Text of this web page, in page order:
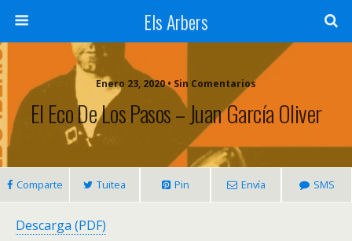
Els Arbers
Enero 23, 2020 • Sin Comentarios
El Eco De Los Pasos – Juan García Oliver
Comparte Tuitea Pin Envía SMS
Descarga (PDF)